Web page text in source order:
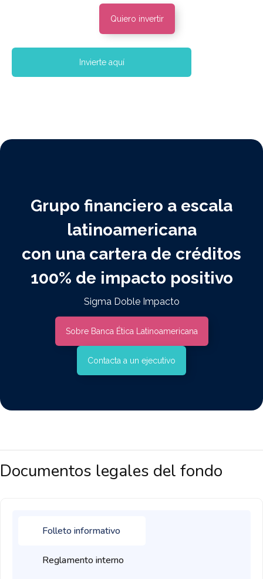
Quiero invertir
Invierte aquí
Grupo financiero a escala
latinoamericana
con una cartera de créditos
100% de impacto positivo
Sigma Doble Impacto
Sobre Banca Ética Latinoamericana
Contacta a un ejecutivo
Documentos legales del fondo
Folleto informativo
Reglamento interno